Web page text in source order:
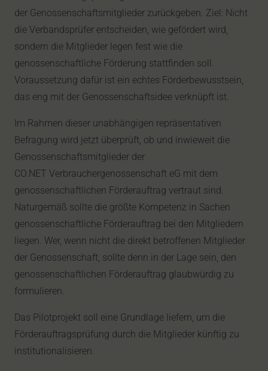
der Genossenschaftsmitglieder zurückgeben. Ziel: Nicht
die Verbandsprüfer entscheiden, wie gefördert wird,
sondern die Mitglieder legen fest wie die
genossenschaftliche Förderung stattfinden soll.
Voraussetzung dafür ist ein echtes Förderbewusstsein,
das eng mit der Genossenschaftsidee verknüpft ist.
Im Rahmen dieser unabhängigen repräsentativen
Befragung wird jetzt überprüft, ob und inwieweit die
Genossenschaftsmitglieder der
CO.NET Verbrauchergenossenschaft eG mit dem
genossenschaftlichen Förderauftrag vertraut sind.
Naturgemäß sollte die größte Kompetenz in Sachen
genossenschaftliche Förderauftrag bei den Mitgliedern
liegen. Wer, wenn nicht die direkt betroffenen Mitglieder
der Genossenschaft, sollte denn in der Lage sein, den
genossenschaftlichen Förderauftrag glaubwürdig zu
formulieren.
Das Pilotprojekt soll eine Grundlage liefern, um die
Förderauftragsprüfung durch die Mitglieder künftig zu
institutionalisieren.